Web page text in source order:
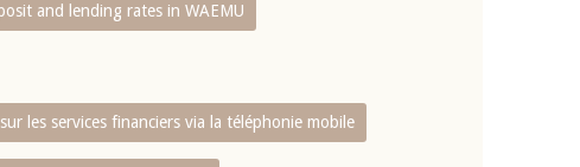
and lending rates in WAEMU
les services financiers via la téléphonie mobile